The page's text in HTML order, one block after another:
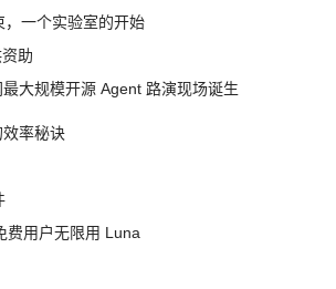
一个实验室的开始
助
大规模开源 Agent 路演现场诞生
率秘诀
费用户无限用 Luna